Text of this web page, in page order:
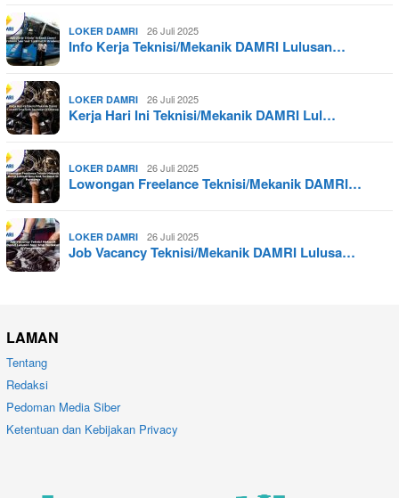
LOKER DAMRI 26 Juli 2025
Info Kerja Teknisi/Mekanik DAMRI Lulusan…
LOKER DAMRI 26 Juli 2025
Kerja Hari Ini Teknisi/Mekanik DAMRI Lul…
LOKER DAMRI 26 Juli 2025
Lowongan Freelance Teknisi/Mekanik DAMRI…
LOKER DAMRI 26 Juli 2025
Job Vacancy Teknisi/Mekanik DAMRI Lulusa…
LAMAN
Tentang
Redaksi
Pedoman Media Siber
Ketentuan dan Kebijakan Privacy